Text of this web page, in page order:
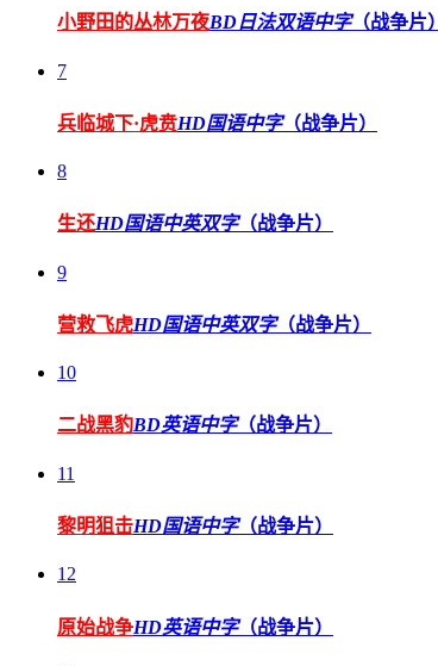
小野田的丛林万夜BD日法双语中字（战争片）
7
兵临城下·虎贲HD国语中字（战争片）
8
生还HD国语中英双字（战争片）
9
营救飞虎HD国语中英双字（战争片）
10
二战黑豹BD英语中字（战争片）
11
黎明狙击HD国语中字（战争片）
12
原始战争HD英语中字（战争片）